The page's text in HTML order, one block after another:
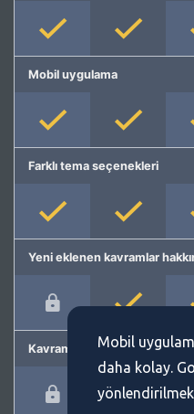
Mobil uygulama
Farklı tema seçenekleri
Yeni eklenen kavramlar
Kavram önerme
Mobil
daha kolay.